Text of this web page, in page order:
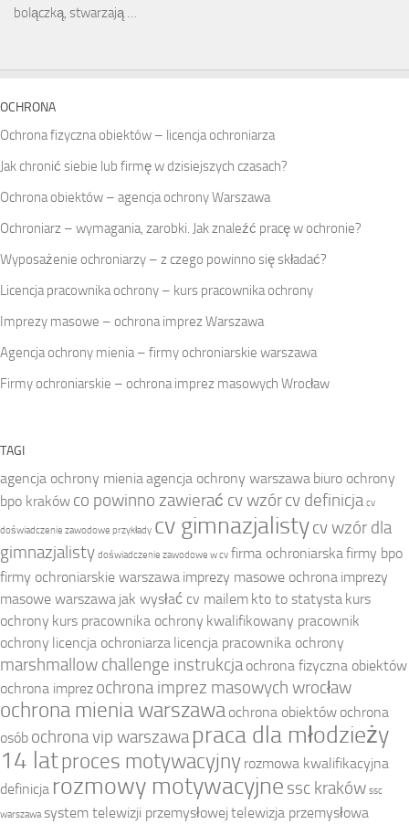
bolączką, stwarzają …
OCHRONA
Ochrona fizyczna obiektów – licencja ochroniarza
Jak chronić siebie lub firmę w dzisiejszych czasach?
Ochrona obiektów – agencja ochrony Warszawa
Ochroniarz – wymagania, zarobki. Jak znaleźć pracę w ochronie?
Wyposażenie ochroniarzy – z czego powinno się składać?
Licencja pracownika ochrony – kurs pracownika ochrony
Imprezy masowe – ochrona imprez Warszawa
Agencja ochrony mienia – firmy ochroniarskie warszawa
Firmy ochroniarskie – ochrona imprez masowych Wrocław
TAGI
agencja ochrony mienia agencja ochrony warszawa biuro ochrony
bpo kraków co powinno zawierać cv wzórcv definicja cv
doświadczenie zawodowe przykłady cv gimnazjalistycv wzór dla
gimnazjalisty doświadczenie zawodowe w cv firma ochroniarska firmy bpo
firmy ochroniarskie warszawa imprezy masowe ochrona imprezy
masowe warszawa jak wysłać cv mailem kto to statysta kurs
ochrony kurs pracownika ochrony kwalifikowany pracownik
ochrony licencja ochroniarza licencja pracownika ochrony
marshmallow challenge instrukcja ochrona fizyczna obiektów
ochrona imprez ochrona imprez masowych wrocław
ochrona mienia warszawa ochrona obiektów ochrona
osób ochrona vip warszawa praca dla młodzieży
14 latproces motywacyjny rozmowa kwalifikacyjna
definicja rozmowy motywacyjne ssc kraków ssc
warszawa system telewizji przemysłowej telewizja przemysłowa